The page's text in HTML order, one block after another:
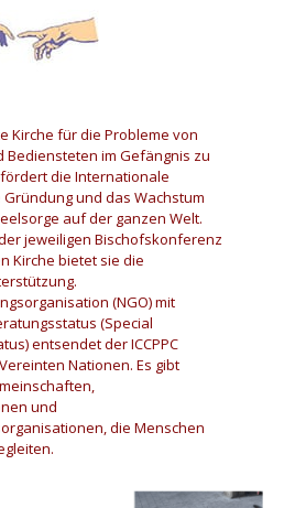
Kirche für die Probleme von
Bediensteten im Gefängnis zu
die Internationale
und das Wachstum
auf der ganzen Welt.
jeweiligen Bischofskonferenz
Kirche bietet sie die
(NGO) mit
(Special
entsendet der ICCPPC
Nationen. Es gibt
und
die Menschen